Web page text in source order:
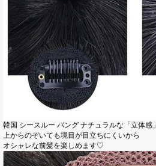
韓国 シースルー バング ナチュラルな「立体感」
上からのぞいても境目が目立ちにくいから
オシャレな前髪を楽しめます♡